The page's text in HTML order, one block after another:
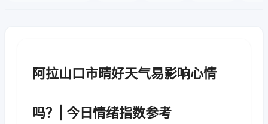
阿拉山口市晴好天气易影响心情
吗？| 今日情绪指数参考